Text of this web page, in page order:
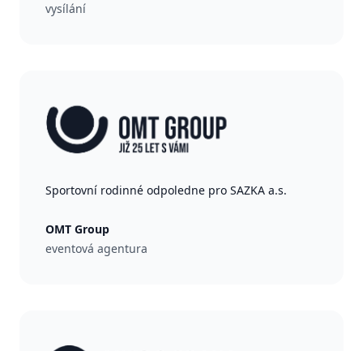
vysílání
Sportovní rodinné odpoledne pro SAZKA a.s.
OMT Group
eventová agentura